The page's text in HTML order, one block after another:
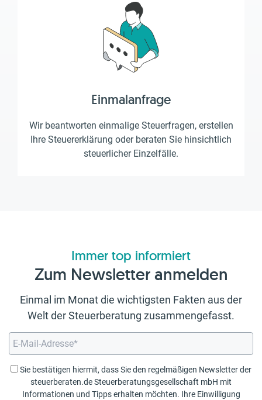
Einmalanfrage
Wir beantworten einmalige Steuerfragen, erstellen
Ihre Steuererklärung oder beraten Sie hinsichtlich
steuerlicher Einzelfälle.
Immer top informiert
Zum Newsletter anmelden
Einmal im Monat die wichtigsten Fakten aus der
Welt der Steuerberatung zusammengefasst.
Sie bestätigen hiermit, dass Sie den regelmäßigen Newsletter der
steuerberaten.de Steuerberatungsgesellschaft mbH mit
Informationen und Tipps erhalten möchten. Ihre Einwilligung